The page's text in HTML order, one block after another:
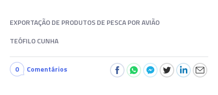
EXPORTAÇÃO DE PRODUTOS DE PESCA POR AVIÃO
TEÓFILO CUNHA
0 Comentários